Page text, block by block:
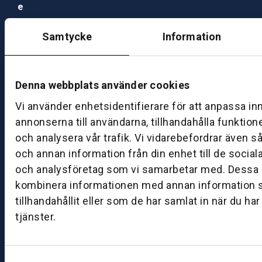
Samtycke Information
Denna webbplats använder cookies
Vi använder enhetsidentifierare för att anpassa
annonserna till användarna, tillhandahålla
och analysera vår trafik. Vi vidarebefordrar även
och annan information från din enhet till de
och analysföretag som vi samarbetar med. Dessa
kombinera informationen med annan information
tillhandahållit eller som de har samlat in när du
tjänster.
e
rn
Ö
p
ti
d
e
r
V
e
st